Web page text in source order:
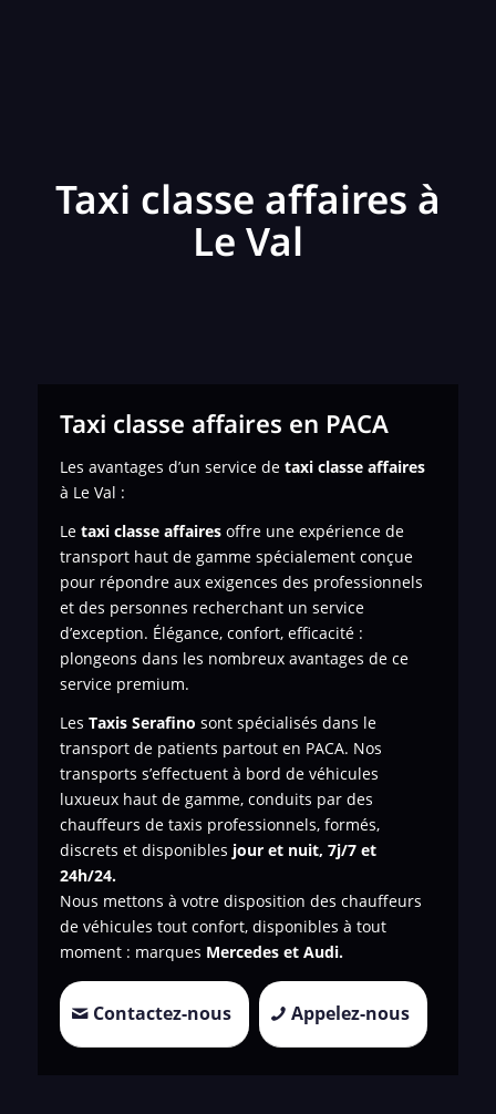
Taxi classe affaires à
Le Val
Taxi classe affaires en PACA
Les avantages d’un service de taxi classe affaires
à Le Val :
Le taxi classe affaires offre une expérience de
transport haut de gamme spécialement conçue
pour répondre aux exigences des professionnels
et des personnes recherchant un service
d’exception. Élégance, confort, efficacité :
plongeons dans les nombreux avantages de ce
service premium.
Les Taxis Serafino sont spécialisés dans le
transport de patients partout en PACA. Nos
transports s’effectuent à bord de véhicules
luxueux haut de gamme, conduits par des
chauffeurs de taxis professionnels, formés,
discrets et disponibles jour et nuit, 7j/7 et
24h/24.
Nous mettons à votre disposition des chauffeurs
de véhicules tout confort, disponibles à tout
moment : marques Mercedes et Audi.
Contactez-nous Appelez-nous